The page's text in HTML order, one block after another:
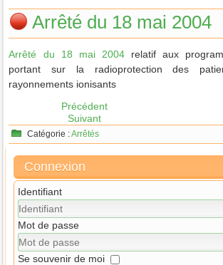
Arrêté du 18 mai 2004
Arrêté du 18 mai 2004relatif aux
portant sur la radioprotection des
rayonnements ionisants
Précédent
Suivant
Catégorie :Arrêtés
Connexion
Identifiant
Mot de passe
Se souvenir de moi